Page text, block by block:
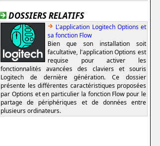
DOSSIERS RELATIFS
L'application Logitech Options et
sa fonction Flow
Bien que son installation soit
facultative, l'application Options est
requise pour activer les
fonctionnalités avancées des claviers et souris
Logitech de dernière génération. Ce dossier
présente les différentes caractéristiques proposées
par Options et en particulier la fonction Flow pour le
partage de périphériques et de données entre
plusieurs ordinateurs.